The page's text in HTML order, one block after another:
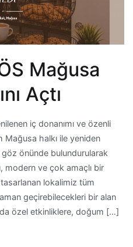
Mağusa
Açtı
iç donanımı ve özenli
Mağusa halkı ile yeniden
önünde bulundurularak
modern ve çok amaçlı bir
lokalimiz tüm
geçirebilecekleri bir alan
özel etkinliklere, doğum […]